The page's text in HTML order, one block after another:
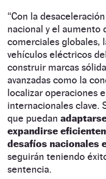
“Con la
nacional y el aumento
comerciales globales,
vehículos eléctricos
construir marcas
avanzadas como la
localizar operaciones
internacionales clave.
que puedan
expandirse
desafíos nacionales
seguirán teniendo
sentencia.